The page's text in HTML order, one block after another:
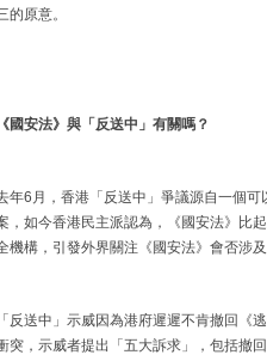
的原意。
《國安法》與「反送中」有關嗎？
年6月，香港「反送中」爭議源自一個
，如今香港民主派認為，《國安法》比
機構，引發外界關注《國安法》會否涉
「反送中」示威因為港府遲遲不肯撤回《
突，示威者提出「五大訴求」，包括撤